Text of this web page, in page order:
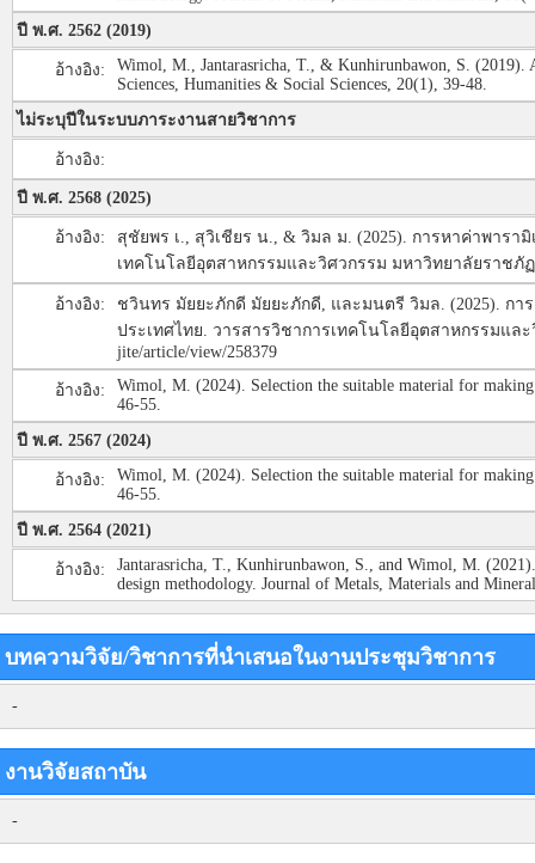
ปี พ.ศ. 2562 (2019)
อ้างอิง:
Wimol, M., Jantarasricha, T., & Kunhirunbawon, S. (2019).
Sciences, Humanities & Social Sciences, 20(1), 39-48.
ไม่ระบุปีในระบบภาระงานสายวิชาการ
อ้างอิง:
ปี พ.ศ. 2568 (2025)
อ้างอิง:
สุชัยพร เ., สุวิเชียร น., & วิมล ม. (2025). การหาค่าพารา
เทคโนโลยีอุตสาหกรรมและวิศวกรรม มหาวิทยาลัยราชภัฏพิ
อ้างอิง:
ชวินทร มัยยะภักดี มัยยะภักดี, และมนตรี วิมล. (2025). ก
ประเทศไทย. วารสารวิชาการเทคโนโลยีอุตสาหกรรมและ
jite/article/view/258379
อ้างอิง:
Wimol, M. (2024). Selection the suitable material for
46-55.
ปี พ.ศ. 2567 (2024)
อ้างอิง:
Wimol, M. (2024). Selection the suitable material for
46-55.
ปี พ.ศ. 2564 (2021)
อ้างอิง:
Jantarasricha, T., Kunhirunbawon, S., and Wimol, M.
design methodology. Journal of Metals, Materials and
บทความวิจัย/วิชาการที่นำเสนอในงานประชุมวิชาการ
-
งานวิจัยสถาบัน
-